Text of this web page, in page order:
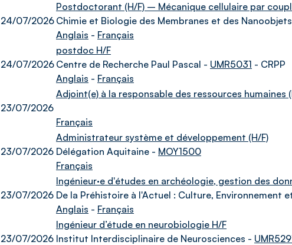
24/07/2026
Postdoctorant (H/F) – Mécanique cellulaire par
Chimie et Biologie des Membranes et des
Anglais - Français
24/07/2026
postdoc H/F
Centre de Recherche Paul Pascal - UMR5031 - CRPP
Anglais - Français
23/07/2026
Adjoint(e) à la responsable des ressources humaines
Français
23/07/2026
Administrateur système et développement (H/F)
Délégation Aquitaine - MOY1500
Français
23/07/2026
Ingénieur·e d'études en archéologie, gestion des
De la Préhistoire à l'Actuel : Culture, Environnement
Anglais - Français
23/07/2026
Ingénieur d’étude en neurobiologie H/F
Institut Interdisciplinaire de Neurosciences -